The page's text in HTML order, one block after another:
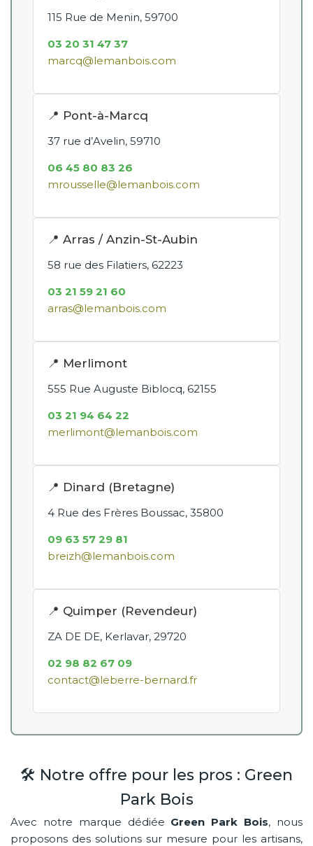
115 Rue de Menin, 59700
03 20 31 47 37
marcq@lemanbois.com
📍 Pont-à-Marcq
37 rue d’Avelin, 59710
06 45 80 83 26
mrousselle@lemanbois.com
📍 Arras / Anzin-St-Aubin
58 rue des Filatiers, 62223
03 21 59 21 60
arras@lemanbois.com
📍 Merlimont
555 Rue Auguste Biblocq, 62155
03 21 94 64 22
merlimont@lemanbois.com
📍 Dinard (Bretagne)
4 Rue des Frères Boussac, 35800
09 63 57 29 81
breizh@lemanbois.com
📍 Quimper (Revendeur)
ZA DE DE, Kerlavar, 29720
02 98 82 67 09
contact@leberre-bernard.fr
🛠️ Notre offre pour les pros : Green
Park Bois
Avec notre marque dédiée Green Park Bois, nous
proposons des solutions sur mesure pour les artisans,